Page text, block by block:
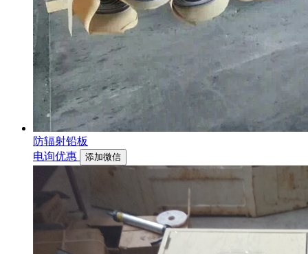
防辐射铅板
电询优惠
添加微信